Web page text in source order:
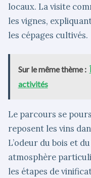
locaux. La visite
les vignes,
les cépages cultivés.
Sur le même thème :
activités
Le parcours se
reposent les vins
L’odeur du bois et
atmosphère
les étapes de